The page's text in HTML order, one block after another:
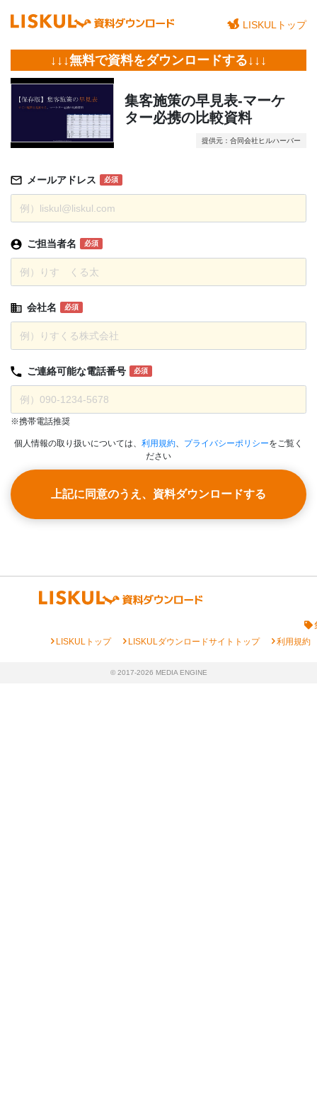
LISKULトップ
↓↓↓無料で資料をダウンロードする↓↓↓
集客施策の早見表-マーケ
ター必携の比較資料
提供元：合同会社ヒルハーバー
メールアドレス 必須
ご担当者名 必須
会社名 必須
ご連絡可能な電話番号 必須
※携帯電話推奨
個人情報の取り扱いについては、 利用規約、 プライバシーポリシーをご覧く
ださい
上記に同意のうえ、資料ダウンロードする
chevron_rightLISKULトップ chevron_rightLISKULダウンロードサイトトップ chevron_right利用規約
© 2017-2026 MEDIA ENGINE